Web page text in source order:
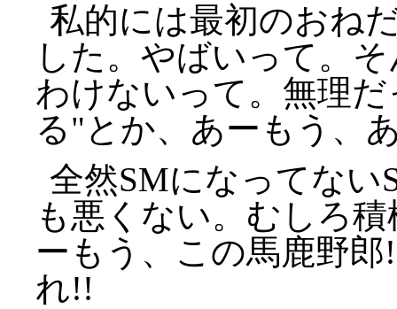
私的には最初のおね
した。やばいって。
わけないって。無理だ
る
とか、あーもう、
全然SMになってない
も悪くない。むしろ
ーもう、この馬鹿野
れ!!